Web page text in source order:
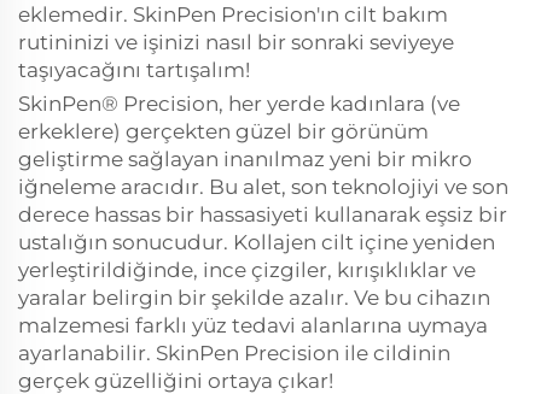
eklemedir. SkinPen Precision'ın cilt bakım
rutininizi ve işinizi nasıl bir sonraki seviyeye
taşıyacağını tartışalım!
SkinPen® Precision, her yerde kadınlara (ve
erkeklere) gerçekten güzel bir görünüm
geliştirme sağlayan inanılmaz yeni bir mikro
iğneleme aracıdır. Bu alet, son teknolojiyi ve son
derece hassas bir hassasiyeti kullanarak eşsiz bir
ustalığın sonucudur. Kollajen cilt içine yeniden
yerleştirildiğinde, ince çizgiler, kırışıklıklar ve
yaralar belirgin bir şekilde azalır. Ve bu cihazın
malzemesi farklı yüz tedavi alanlarına uymaya
ayarlanabilir. SkinPen Precision ile cildinin
gerçek güzelliğini ortaya çıkar!